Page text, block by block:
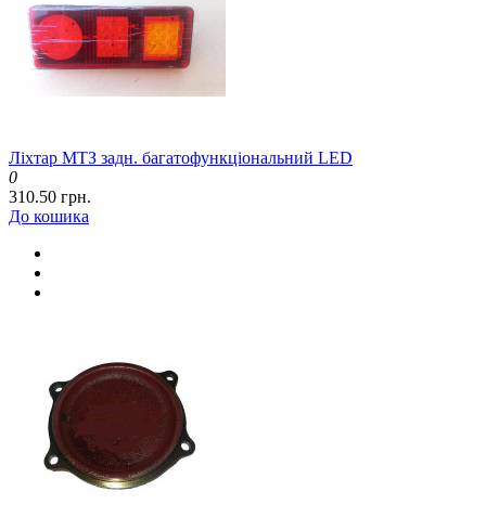
Ліхтар МТЗ задн. багатофункціональний LED
0
310.50 грн.
До кошика